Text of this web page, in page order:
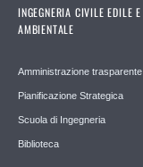
INGEGNERIA CIVILE EDILE E
AMBIENTALE
Amministrazione trasparente
Pianificazione Strategica
Scuola di Ingegneria
Biblioteca